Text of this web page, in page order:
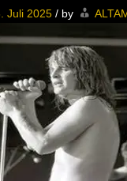
Juli 2025 / by